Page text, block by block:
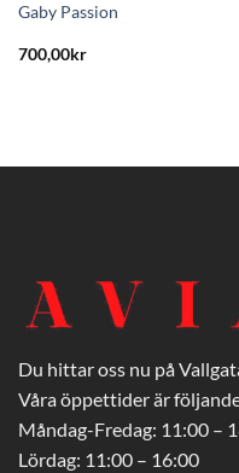
Gaby Passion
700,00kr
Du hittar oss nu på
Våra öppettider är
Måndag-Fredag: 11:00 –
Lördag: 11:00 – 16:00